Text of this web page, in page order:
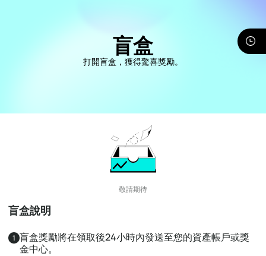
盲盒
打開盲盒，獲得驚喜獎勵。
敬請期待
盲盒說明
1 盲盒獎勵將在領取後24小時內發送至您的資產帳戶或獎
金中心。